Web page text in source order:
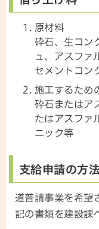
原材料
砕石、生コン
ュ、アスファ
セメントコン
施工するため
砕石またはア
たはアスファ
ニック等
支給申請の方
道普請事業を希望
記の書類を建設課